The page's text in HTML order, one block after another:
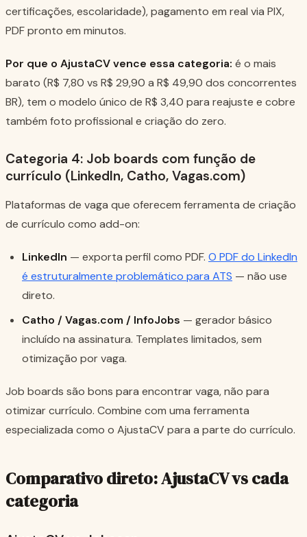
certificações, escolaridade), pagamento em real via PIX,
PDF pronto em minutos.
Por que o AjustaCV vence essa categoria: é o mais
barato (R$ 7,80 vs R$ 29,90 a R$ 49,90 dos concorrentes
BR), tem o modelo único de R$ 3,40 para reajuste e cobre
também foto profissional e criação do zero.
Categoria 4: Job boards com função de
currículo (LinkedIn, Catho, Vagas.com)
Plataformas de vaga que oferecem ferramenta de criação
de currículo como add-on:
LinkedIn — exporta perfil como PDF. O PDF do LinkedIn
é estruturalmente problemático para ATS — não use
direto.
Catho / Vagas.com / InfoJobs — gerador básico
incluído na assinatura. Templates limitados, sem
otimização por vaga.
Job boards são bons para encontrar vaga, não para
otimizar currículo. Combine com uma ferramenta
especializada como o AjustaCV para a parte do currículo.
Comparativo direto: AjustaCV vs cada
categoria